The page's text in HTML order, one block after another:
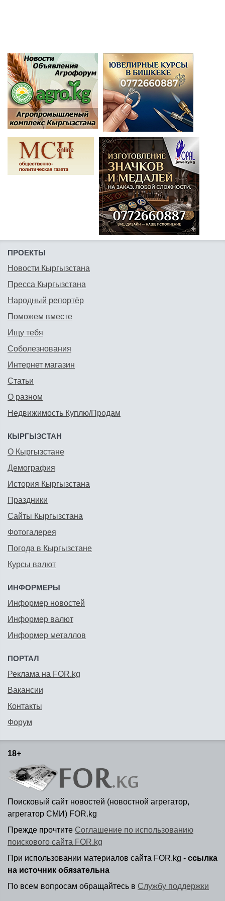
ПРОЕКТЫ
Новости Кыргызстана
Пресса Кыргызстана
Народный репортёр
Поможем вместе
Ищу тебя
Соболезнования
Интернет магазин
Статьи
О разном
Недвижимость Куплю/Продам
КЫРГЫЗСТАН
О Кыргызстане
Демография
История Кыргызстана
Праздники
Сайты Кыргызстана
Фотогалерея
Погода в Кыргызстане
Курсы валют
ИНФОРМЕРЫ
Информер новостей
Информер валют
Информер металлов
ПОРТАЛ
Реклама на FOR.kg
Вакансии
Контакты
Форум
18+
Поисковый сайт новостей (новостной агрегатор,
агрегатор СМИ) FOR.kg
Прежде прочтите Соглашение по использованию
поискового сайта FOR.kg
При использовании материалов сайта FOR.kg - ссылка
на источник обязательна
По всем вопросам обращайтесь в Службу поддержки